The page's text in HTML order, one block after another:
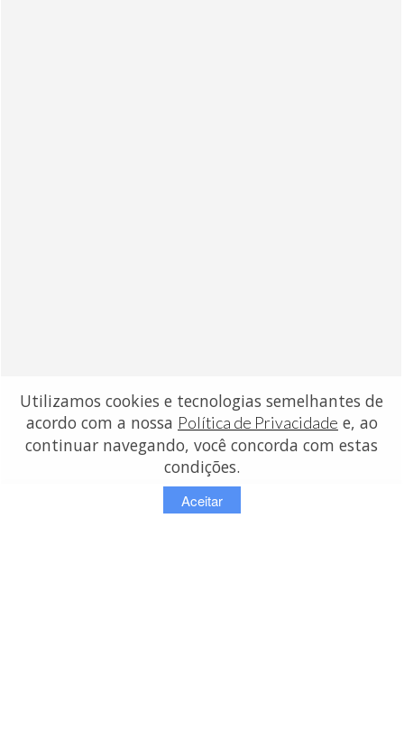
Utilizamos cookies e tecnologias semelhantes de
acordo com a nossa Política de Privacidade e, ao
continuar navegando, você concorda com estas
condições.
Aceitar